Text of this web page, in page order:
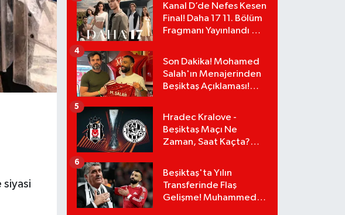
siyasi
Kanal D’de Nefes Kesen
Final! Daha 17 11. Bölüm
Fragmanı Yayınlandı Mı?
Son Dakika! Mohamed
Salah'ın Menajerinden
Beşiktaş Açıklaması!
4
Hradec Kralove -
Beşiktaş Maçı Ne
Zaman, Saat Kaçta?
Detayları!
5
Beşiktaş'ta Yılın
Transferinde Flaş
Gelişme! Muhammed
6